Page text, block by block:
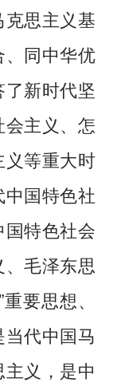
思主义基
同中华优
新时代坚
主义、怎
等重大时
国特色社
特色社会
毛泽东思
要思想、
代中国马
义，是中